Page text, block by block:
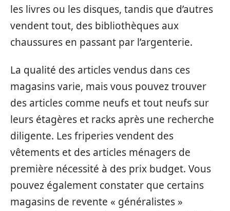
les livres ou les disques, tandis que d’autres
vendent tout, des bibliothèques aux
chaussures en passant par l’argenterie.
La qualité des articles vendus dans ces
magasins varie, mais vous pouvez trouver
des articles comme neufs et tout neufs sur
leurs étagères et racks après une recherche
diligente. Les friperies vendent des
vêtements et des articles ménagers de
première nécessité à des prix budget. Vous
pouvez également constater que certains
magasins de revente « généralistes »